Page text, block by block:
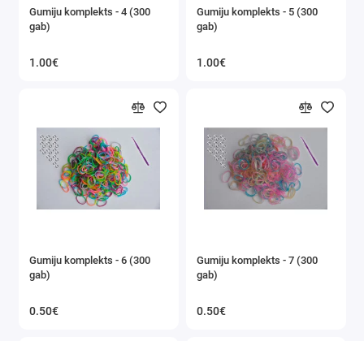
Gumiju komplekts - 4 (300
gab)
1.00€
Gumiju komplekts - 5 (300
gab)
1.00€
Gumiju komplekts - 6 (300
gab)
0.50€
Gumiju komplekts - 7 (300
gab)
0.50€